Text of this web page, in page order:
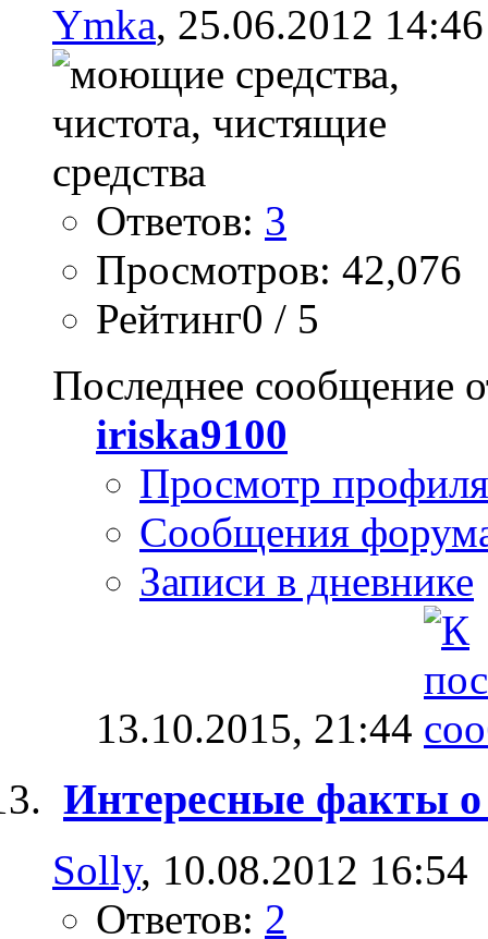
Ymka, 25.06.2012 14:46
Ответов: 3
Просмотров: 42,076
Рейтинг0 / 5
Последнее сообщение
iriska9100
Просмотр профиля
Сообщения
Записи в дневнике
13.10.2015, 21:44
Интересные факты о
Solly, 10.08.2012 16:54
Ответов: 2